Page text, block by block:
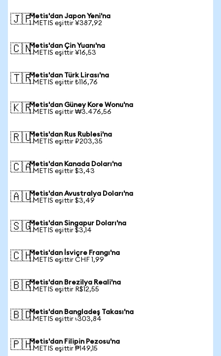
🇯🇵Metis'dan Japon Yeni'na
1 METIS eşittir ¥387,92
🇨🇳Metis'dan Çin Yuanı'na
1 METIS eşittir ¥16,53
🇹🇷Metis'dan Türk Lirası'na
1 METIS eşittir ₺116,76
🇰🇷Metis'dan Güney Kore Wonu'na
1 METIS eşittir ₩3.476,56
🇷🇺Metis'dan Rus Rublesi'na
1 METIS eşittir ₽203,35
🇨🇦Metis'dan Kanada Doları'na
1 METIS eşittir $3,43
🇦🇺Metis'dan Avustralya Doları'na
1 METIS eşittir $3,49
🇸🇬Metis'dan Singapur Doları'na
1 METIS eşittir $3,14
🇨🇭Metis'dan İsviçre Frangı'na
1 METIS eşittir CHF 1,99
🇧🇷Metis'dan Brezilya Reali'na
1 METIS eşittir R$12,55
🇧🇩Metis'dan Bangladeş Takası'na
1 METIS eşittir ৳303,84
🇵🇭Metis'dan Filipin Pezosu'na
1 METIS eşittir ₱149,15